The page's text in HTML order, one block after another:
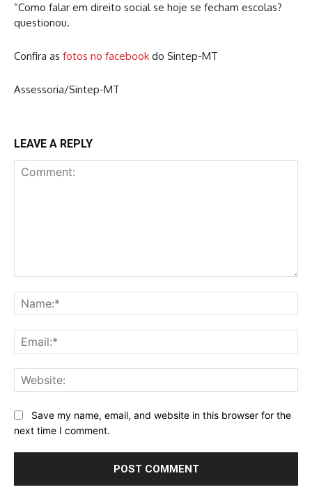
“Como falar em direito social se hoje se fecham escolas?
questionou.
Confira as fotos no facebook do Sintep-MT
Assessoria/Sintep-MT
LEAVE A REPLY
Save my name, email, and website in this browser for the
next time I comment.